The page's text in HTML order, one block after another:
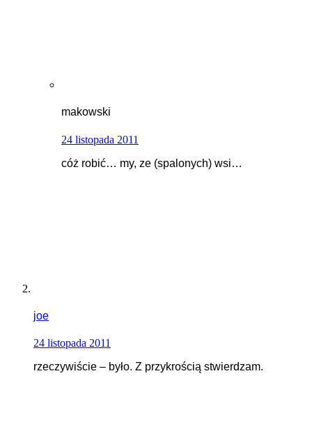
makowski
24 listopada 2011
cóż robić… my, ze (spalonych) wsi…
joe
24 listopada 2011
rzeczywiście – było. Z przykrością stwierdzam.